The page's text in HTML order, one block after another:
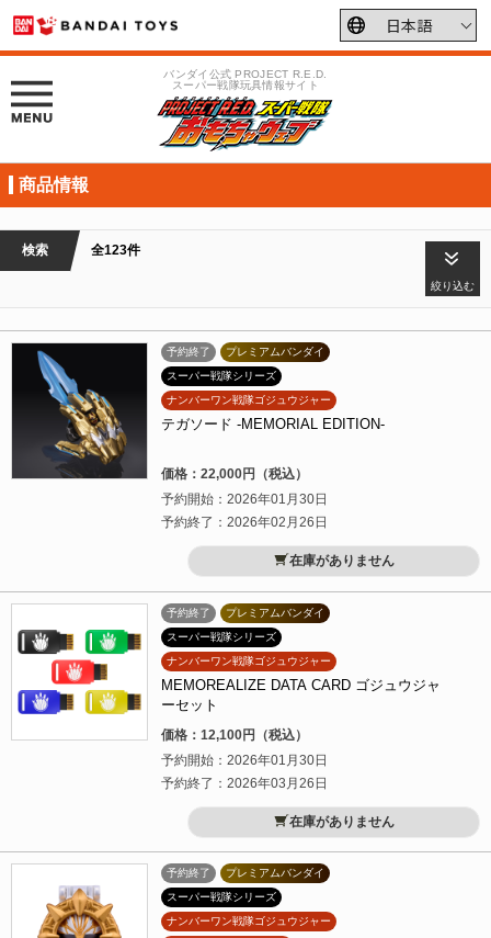
バンダイ公式 PROJECT R.E.D.
スーパー戦隊玩具情報サイト
商品情報
検索 全123件
絞り込む
予約終了
プレミアムバンダイ
スーパー戦隊シリーズ
ナンバーワン戦隊ゴジュウジャー
テガソード -MEMORIAL EDITION-
価格：22,000円（税込）
予約開始：2026年01月30日
予約終了：2026年02月26日
在庫がありません
予約終了
プレミアムバンダイ
スーパー戦隊シリーズ
ナンバーワン戦隊ゴジュウジャー
MEMOREALIZE DATA CARD ゴジュウジャ
ーセット
価格：12,100円（税込）
予約開始：2026年01月30日
予約終了：2026年03月26日
在庫がありません
予約終了
プレミアムバンダイ
スーパー戦隊シリーズ
ナンバーワン戦隊ゴジュウジャー